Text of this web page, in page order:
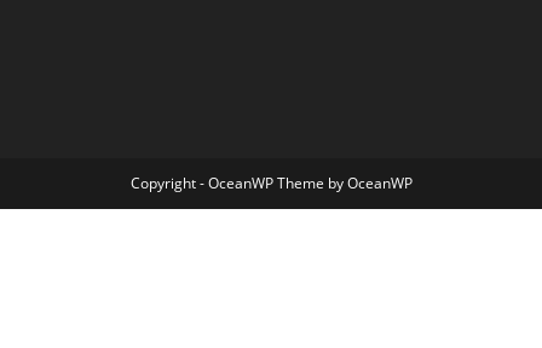
Copyright - OceanWP Theme by OceanWP